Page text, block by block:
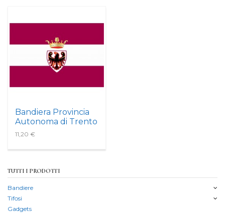
Bandiera Provincia
Autonoma di Trento
11,20 €
TUTTI I PRODOTTI
Bandiere
Tifosi
Gadgets